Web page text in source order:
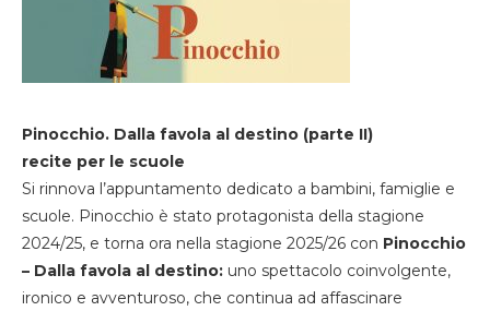
Pinocchio. Dalla favola al destino (parte II)
recite per le scuole
Si rinnova l’appuntamento dedicato a bambini, famiglie e
scuole. Pinocchio è stato protagonista della stagione
2024/25, e torna ora nella stagione 2025/26 con Pinocchio
– Dalla favola al destino: uno spettacolo coinvolgente,
ironico e avventuroso, che continua ad affascinare